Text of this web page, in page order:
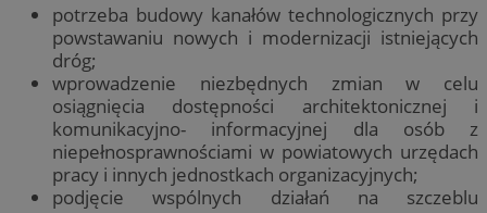
potrzeba budowy kanałów technologicznych przy
powstawaniu nowych i modernizacji istniejących
dróg;
wprowadzenie niezbędnych zmian w celu
osiągnięcia dostępności architektonicznej i
komunikacyjno- informacyjnej dla osób z
niepełnosprawnościami w powiatowych urzędach
pracy i innych jednostkach organizacyjnych;
podjęcie wspólnych działań na szczeblu